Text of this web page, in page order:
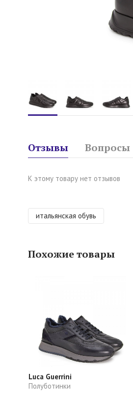
Отзывы Вопросы
К этому товару нет отзывов
итальянская обувь
Похожие товары
Luca Guerrini
Полуботинки